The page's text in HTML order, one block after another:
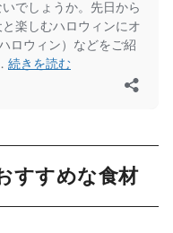
すすめな食材